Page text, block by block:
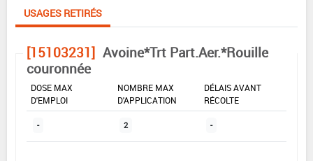
USAGES RETIRÉS
[15103231] Avoine*Trt Part.Aer.*Rouille
couronnée
DOSE MAX
D'EMPLOI
NOMBRE MAX
D'APPLICATION
DÉLAIS AVANT
RÉCOLTE
- 2 -